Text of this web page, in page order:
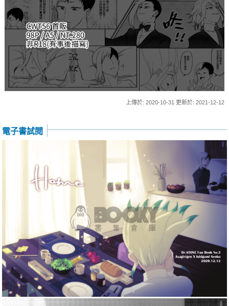
上傳於: 2020-10-31 更新於: 2021-12-12
電子書試閱